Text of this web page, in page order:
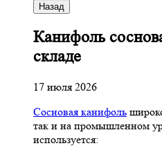
Назад
Канифоль
складе
17 июля 2026
Сосновая канифоль
так и на промышленном
используется: